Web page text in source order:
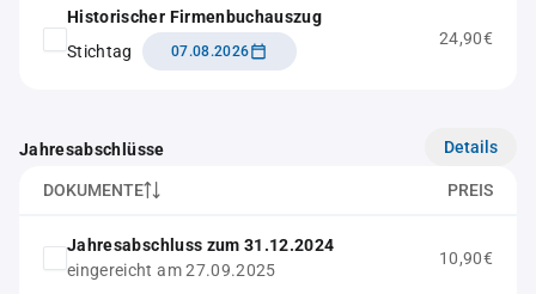
Historischer Firmenbuchauszug
Stichtag
07.08.2026
24,90€
Jahresabschlüsse Details
DOKUMENTE PREIS
Jahresabschluss zum 31.12.2024
eingereicht am 27.09.2025
10,90€